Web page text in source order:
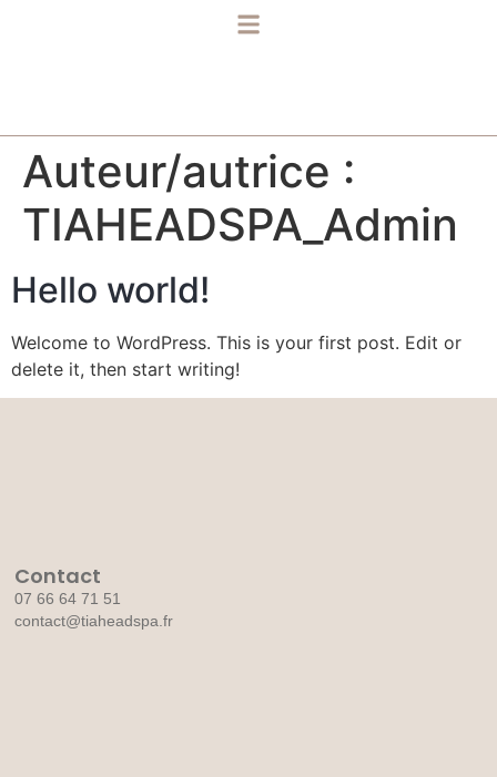
Auteur/autrice :
TIAHEADSPA_Admin
Hello world!
Welcome to WordPress. This is your first post. Edit or
delete it, then start writing!
Contact
07 66 64 71 51
contact@tiaheadspa.fr